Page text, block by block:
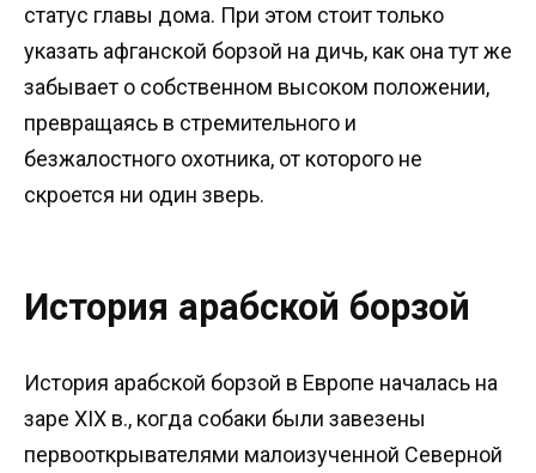
статус главы дома. При этом стоит только
указать афганской борзой на дичь, как она тут же
забывает о собственном высоком положении,
превращаясь в стремительного и
безжалостного охотника, от которого не
скроется ни один зверь.
История арабской борзой
История арабской борзой в Европе началась на
заре XIX в., когда собаки были завезены
первооткрывателями малоизученной Северной